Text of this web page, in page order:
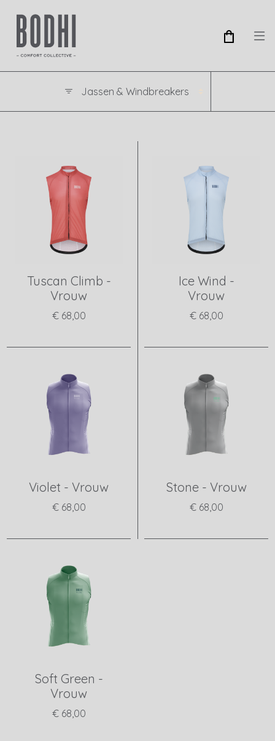
Tuscan Climb -
Vrouw
€ 68,00
Ice Wind -
Vrouw
€ 68,00
Violet - Vrouw
€ 68,00
Stone - Vrouw
€ 68,00
Soft Green -
Vrouw
€ 68,00